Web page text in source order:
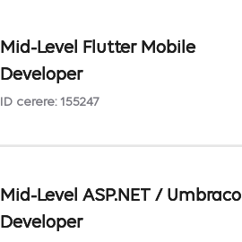
Mid-Level Flutter Mobile
Developer
ID cerere: 155247
Mid-Level ASP.NET / Umbraco
Developer